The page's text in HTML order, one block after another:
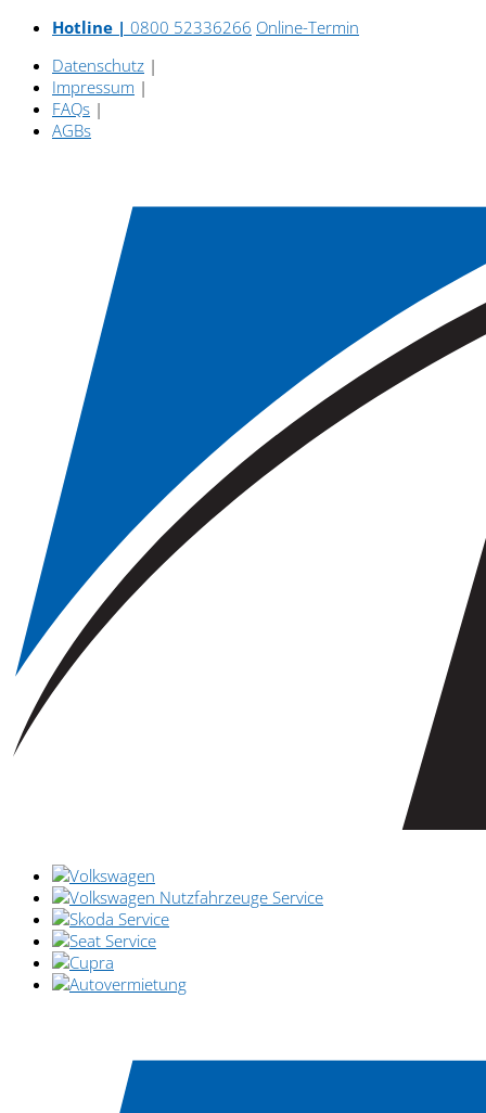
Hotline | 0800 52336266 Online-Termin
Datenschutz |
Impressum |
FAQs |
AGBs